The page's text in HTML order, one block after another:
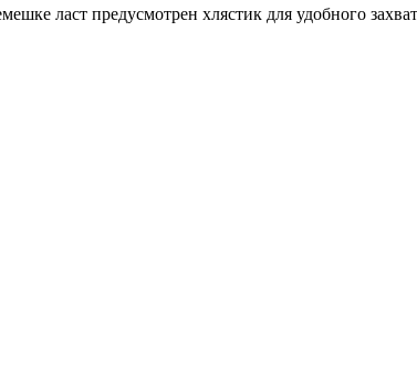
ласт предусмотрен хлястик для удобного